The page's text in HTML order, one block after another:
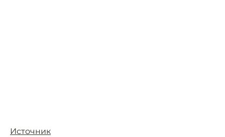
Источник